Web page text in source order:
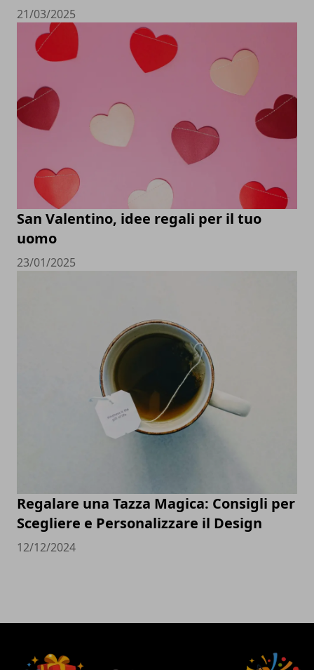
21/03/2025
San Valentino, idee regali per il tuo
uomo
23/01/2025
Regalare una Tazza Magica: Consigli per
Scegliere e Personalizzare il Design
12/12/2024